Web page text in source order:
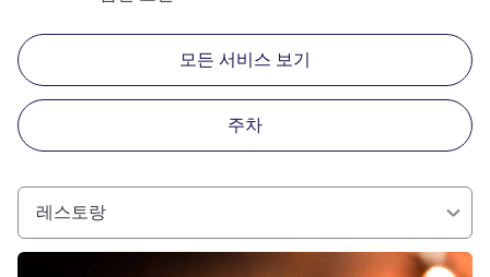
모든 서비스 보기
주차
레스토랑
세부 정보 보기